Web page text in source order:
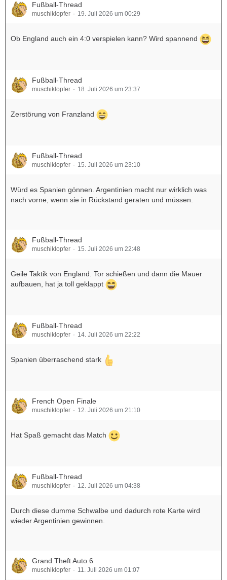
Fußball-Thread
muschiklopfer 19. Juli 2026 um 00:29
Ob England auch ein 4:0 verspielen kann? Wird spannend
Fußball-Thread
muschiklopfer 18. Juli 2026 um 23:37
Zerstörung von Franzland
Fußball-Thread
muschiklopfer 15. Juli 2026 um 23:10
Würd es Spanien gönnen. Argentinien macht nur wirklich was
nach vorne, wenn sie in Rückstand geraten und müssen.
Fußball-Thread
muschiklopfer 15. Juli 2026 um 22:48
Geile Taktik von England. Tor schießen und dann die Mauer
aufbauen, hat ja toll geklappt
Fußball-Thread
muschiklopfer 14. Juli 2026 um 22:22
Spanien überraschend stark
French Open Finale
muschiklopfer 12. Juli 2026 um 21:10
Hat Spaß gemacht das Match
Fußball-Thread
muschiklopfer 12. Juli 2026 um 04:38
Durch diese dumme Schwalbe und dadurch rote Karte wird
wieder Argentinien gewinnen.
Grand Theft Auto 6
muschiklopfer 11. Juli 2026 um 01:07